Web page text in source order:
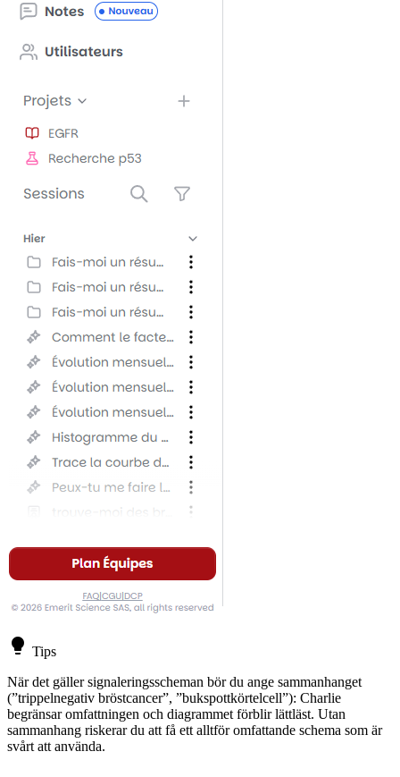
lightbulb Tips
När det gäller signaleringsscheman bör du ange sammanhanget
(”trippelnegativ bröstcancer”, ”bukspottkörtelcell”): Charlie
begränsar omfattningen och diagrammet förblir lättläst. Utan
sammanhang riskerar du att få ett alltför omfattande schema som är
svårt att använda.